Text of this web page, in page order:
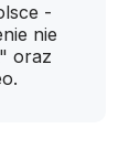
-
nie
oraz